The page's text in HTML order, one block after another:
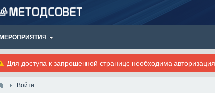
МЕРОПРИЯТИЯ
Для доступа к запрошенной странице необходима авторизация
Войти